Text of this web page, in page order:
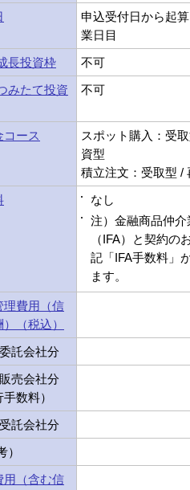
申込受付日から起
業日目
長投資枠
不可
みたて投資
不可
コース
スポット購入：受
資型
積立注文：受取型 /
なし
注）金融商品仲介
（IFA）と契約の
記「IFA手数料」
ます。
理費用（信
（税込）
託会社分
売会社分
手数料）
託会社分
）
用（含む信